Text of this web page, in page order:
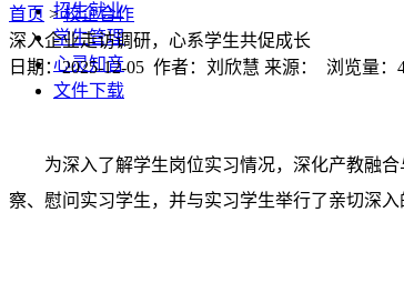
招生就业
学生管理
心灵知音
文件下载
首页 >校企合作
深入企业走访调研，心系学生共促成长
日期：2025-12-05 作者：刘欣慧 来源： 浏览量：
为深入了解学生岗位实习情况，深化产教融
察、慰问实习学生，并与实习学生举行了亲切深入